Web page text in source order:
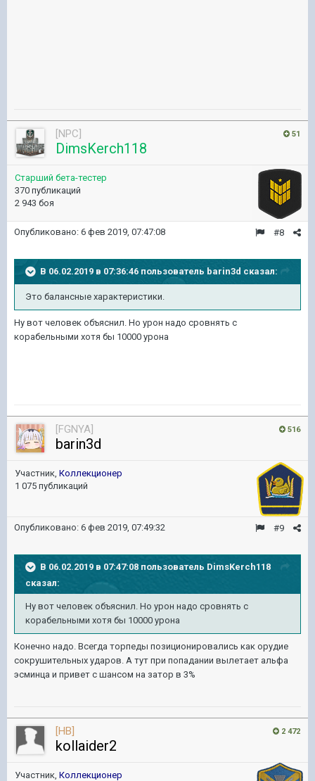
51
[NPC]
DimsKerch118
Старший бета-тестер
370 публикаций
2 943 боя
#8
Опубликовано: 6 фев 2019, 07:47:08
В 06.02.2019 в 07:36:46 пользователь barin3d сказал:
Это балансные характеристики.
Ну вот человек объяснил. Но урон надо сровнять с
корабельными хотя бы 10000 урона
516
[FGNYA]
barin3d
Участник, Коллекционер
1 075 публикаций
#9
Опубликовано: 6 фев 2019, 07:49:32
В 06.02.2019 в 07:47:08 пользователь DimsKerch118
сказал:
Ну вот человек объяснил. Но урон надо сровнять с
корабельными хотя бы 10000 урона
Конечно надо. Всегда торпеды позиционировались как орудие
сокрушительных ударов. А тут при попадании вылетает альфа
эсминца и привет с шансом на затор в 3%
2 472
[HB]
kollaider2
Участник, Коллекционер